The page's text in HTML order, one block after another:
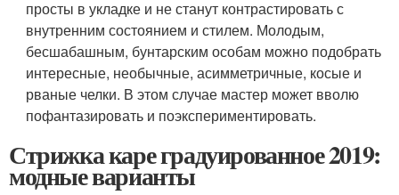
просты в укладке и не станут контрастировать с
внутренним состоянием и стилем. Молодым,
бесшабашным, бунтарским особам можно подобрать
интересные, необычные, асимметричные, косые и
рваные челки. В этом случае мастер может вволю
пофантазировать и поэкспериментировать.
Стрижка каре градуированное 2019:
модные варианты